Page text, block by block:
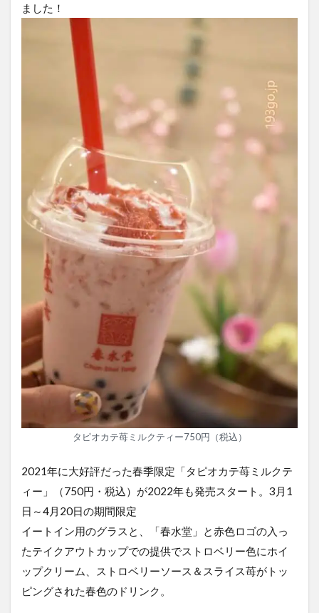
ました！
タピオカテ苺ミルクティー750円（税込）
2021年に大好評だった春季限定「タピオカテ苺ミルクテ
ィー」（750円・税込）が2022年も発売スタート。3月1
日～4月20日の期間限定
イートイン用のグラスと、「春水堂」と赤色ロゴの入っ
たテイクアウトカップでの提供でストロベリー色にホイ
ップクリーム、ストロベリーソース＆スライス苺がトッ
ピングされた春色のドリンク。